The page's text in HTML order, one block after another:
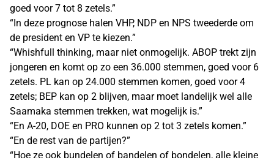
goed voor 7 tot 8 zetels.”
“In deze prognose halen VHP, NDP en NPS tweederde om
de president en VP te kiezen.”
“Whishfull thinking, maar niet onmogelijk. ABOP trekt zijn
jongeren en komt op zo een 36.000 stemmen, goed voor 6
zetels. PL kan op 24.000 stemmen komen, goed voor 4
zetels; BEP kan op 2 blijven, maar moet landelijk wel alle
Saamaka stemmen trekken, wat mogelijk is.”
“En A-20, DOE en PRO kunnen op 2 tot 3 zetels komen.”
“En de rest van de partijen?”
“Hoe ze ook bundelen of bandelen of bondelen, alle kleine